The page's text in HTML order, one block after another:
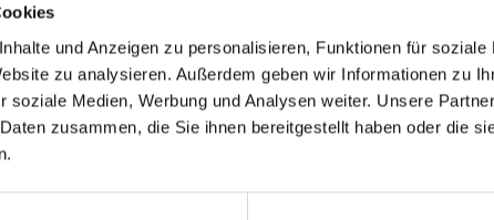
und Anzeigen zu personalisieren, Funktionen für soziale
zu analysieren. Außerdem geben wir Informationen zu
soziale Medien, Werbung und Analysen weiter. Unsere
zusammen, die Sie ihnen bereitgestellt haben oder die